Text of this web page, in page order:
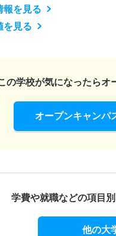
報を見る
を見る
の学校が気になったらオ
オープンキャンパ
学費や就職などの項目別
他の大